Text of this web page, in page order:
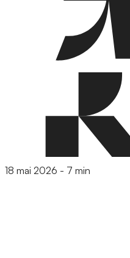
18 mai 2026 - 7 min